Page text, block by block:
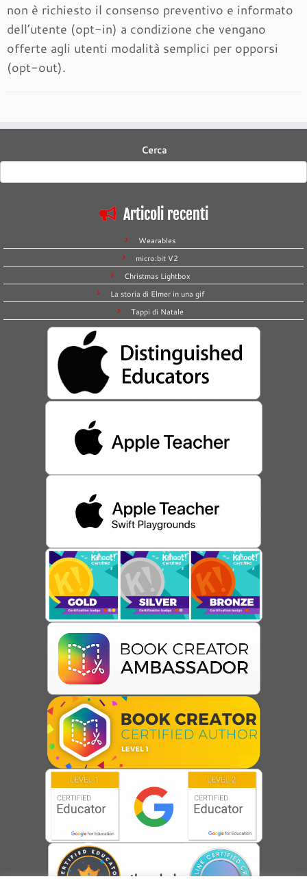
non è richiesto il consenso preventivo e informato
dell’utente (opt-in) a condizione che vengano
offerte agli utenti modalità semplici per opporsi
(opt-out).
Cerca
Articoli recenti
Wearables
micro:bit V2
Christmas Lightbox
La storia di Elmer in una gif
Tappi di Natale